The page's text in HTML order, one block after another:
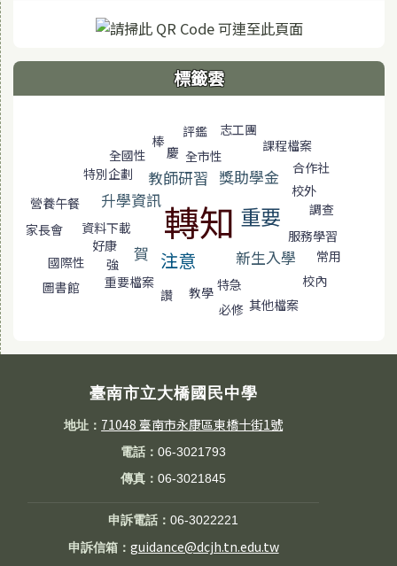
標籤雲
評鑑
全國性
棒
志工團
慶 全市性
課程檔案
特別企劃
教師研習 獎助學金 合作社
營養午餐 升學資訊轉知
校外
資料下載 重要
調查
家長會
國際性
好康 賀
服務學習
強
注意 新生入學
常用
圖書館
重要檔案
讚 教學 特急
校內
必修 其他檔案
臺南市立大橋國民中學
地址： 71048 臺南市永康區東橋十街1號
電話：06-3021793
傳真：06-3021845
申訴電話：06-3022221
申訴信箱： guidance@dcjh.tn.edu.tw